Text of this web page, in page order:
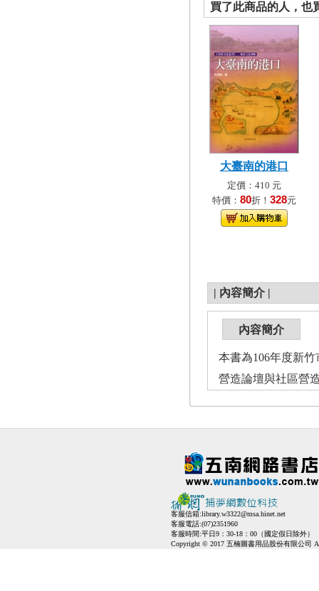
買了此商品的人，也
大臺南的港口
定價：410 元
特價： 80折！ 328元
| 內容簡介 |
內容簡介
本書為106年度新
營造論壇與社區營
客服信箱:library.w3322@msa.hinet.net
客服電話:(07)2351960
客服時間:平日9：30-18：00（國定假日除外）
Copyright © 2017 五楠圖書用品股份有限公司